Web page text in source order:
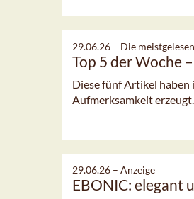
29.06.26 – Die
Top 5 der Woche
Diese fünf Artikel haben
Aufmerksamkeit erzeugt.
29.06.26 – Anzeige
EBONIC: elegant